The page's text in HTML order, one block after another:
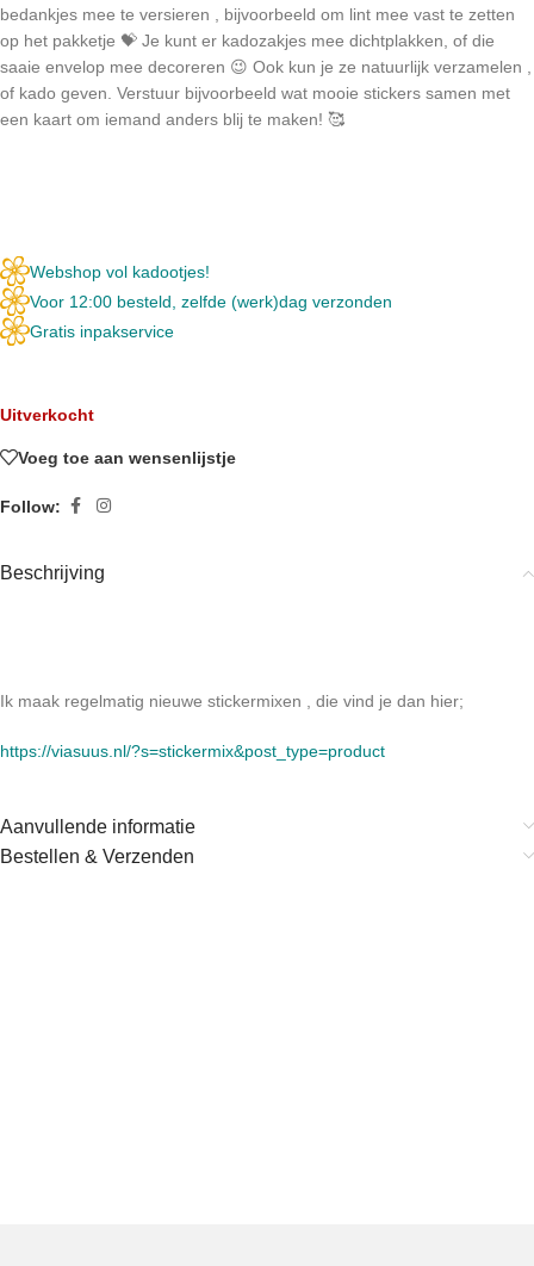
bedankjes mee te versieren , bijvoorbeeld om lint mee vast te zetten
op het pakketje 💝 Je kunt er kadozakjes mee dichtplakken, of die
saaie envelop mee decoreren 😉 Ook kun je ze natuurlijk verzamelen ,
of kado geven. Verstuur bijvoorbeeld wat mooie stickers samen met
een kaart om iemand anders blij te maken! 🥰
Webshop vol kadootjes!
Voor 12:00 besteld, zelfde (werk)dag verzonden
Gratis inpakservice
Uitverkocht
Voeg toe aan wensenlijstje
Follow:
Beschrijving
Ik maak regelmatig nieuwe stickermixen , die vind je dan hier;
https://viasuus.nl/?s=stickermix&post_type=product
Aanvullende informatie
Bestellen & Verzenden